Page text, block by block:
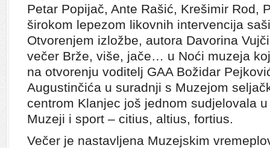
Petar Popijač, Ante Rašić, Krešimir Rod,
širokom lepezom likovnih intervencija
Otvorenjem izložbe, autora Davorina
večer Brže, više, jače… u Noći muzeja
na otvorenju voditelj GAA Božidar
Augustinčića u suradnji s Muzejom
centrom Klanjec još jednom sudjelovala
Muzeji i sport – citius, altius, fortius.
Večer je nastavljena Muzejskim